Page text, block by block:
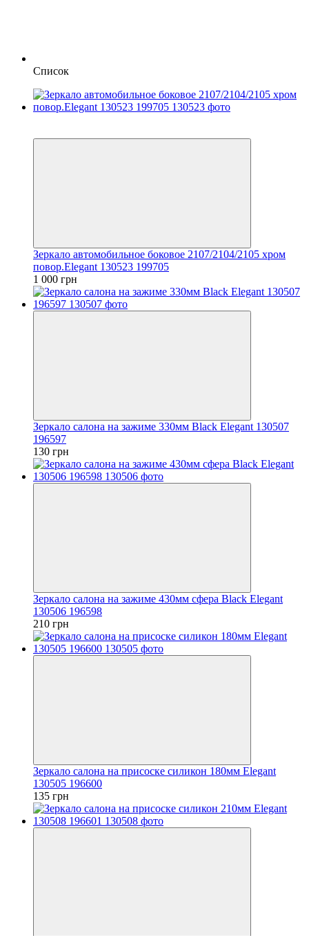
Список
Зеркало автомобильное боковое 2107/2104/2105 хром
повор.Elegant 130523 199705
1 000 грн
Зеркало салона на зажиме 330мм Black Elegant 130507
196597
130 грн
Зеркало салона на зажиме 430мм сфера Black Elegant
130506 196598
210 грн
Зеркало салона на присоске силикон 180мм Elegant
130505 196600
135 грн